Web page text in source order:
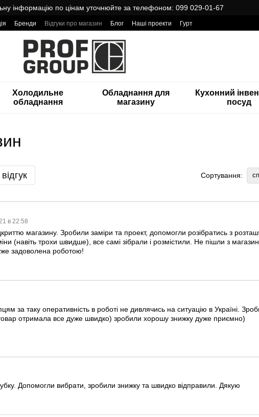
інформацію по цінам уточнюйте за телефоном: 099 029-01-67
Бренди Відгуки про магазин Блог Наші проекти
Гурт
Холодильне
обладнання
Обладнання для
магазину
Кухонний
посуд
Сортування:
в 22:58
магазину. Зробили заміри та проект, допомогли розібратись з
(навіть трохи швидше), все самі зібрали і розмістили. Не пішли з
задоволена роботою!
за таку оперативність в роботі не дивлячись на ситуацію в Україні.
отримала все дуже швидко) зробили хорошу знижку дуже приємно)
Допомогли вибрати, зробили знижку та швидко відправили. Дякую